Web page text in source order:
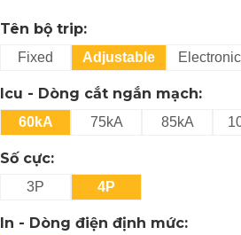
Tên bộ trip:
Fixed Adjustable Electronic
Icu - Dòng cắt ngắn mạch:
60kA 75kA 85kA
Số cực:
3P 4P
In - Dòng điện định mức: